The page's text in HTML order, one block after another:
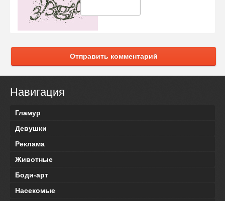
Отправить комментарий
Навигация
Гламур
Девушки
Реклама
Животные
Боди-арт
Насекомые